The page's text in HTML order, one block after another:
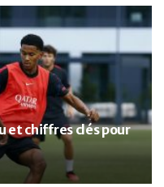
et chiffres clés pour